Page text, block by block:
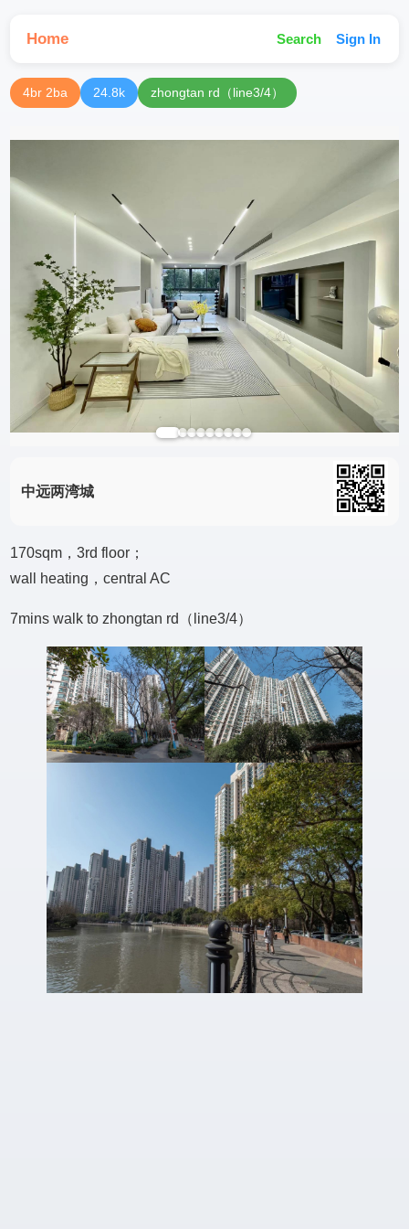
Home Search Sign In
4br 2ba 24.8k zhongtan rd（line3/4）
中远两湾城
170sqm，3rd floor；
wall heating，central AC
7mins walk to zhongtan rd（line3/4）